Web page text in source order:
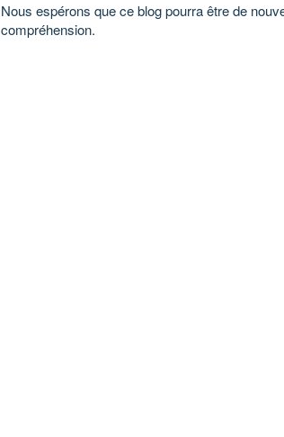
Nous espérons que ce blog pourra être de
compréhension.